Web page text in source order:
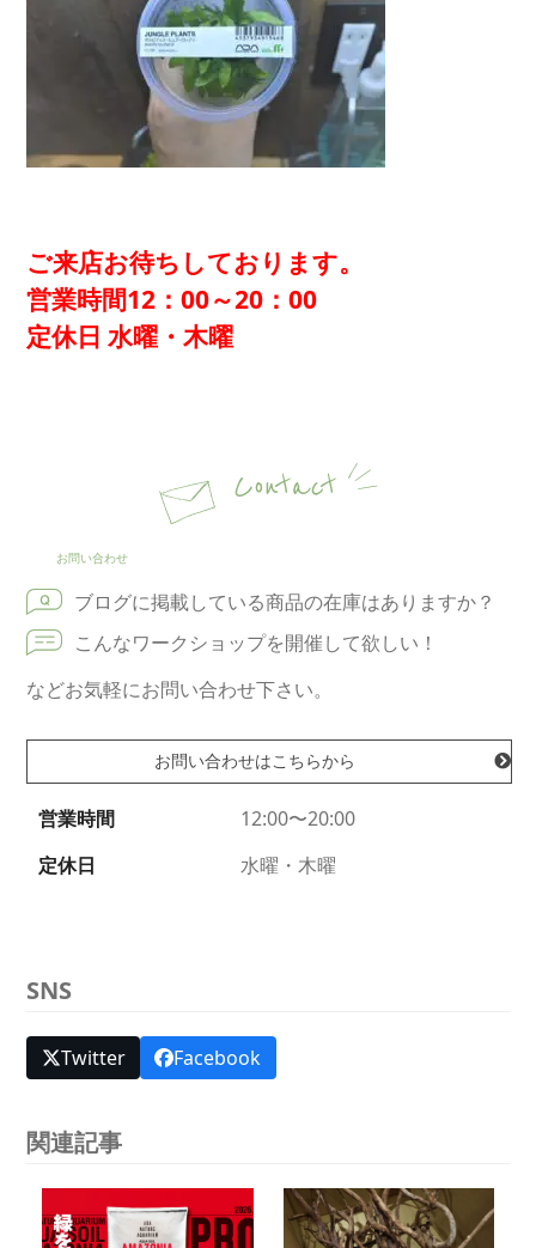
ご来店お待ちしております。
営業時間12：00～20：00
定休日 水曜・木曜
Contact
お問い合わせ
ブログに掲載している商品の在庫はありますか？
こんなワークショップを開催して欲しい！
などお気軽にお問い合わせ下さい。
お問い合わせはこちらから
営業時間
12:00〜20:00
定休日
水曜・木曜
SNS
Twitter Facebook
関連記事